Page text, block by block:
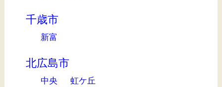
千歳市
新富
北広島市
中央 虹ケ丘